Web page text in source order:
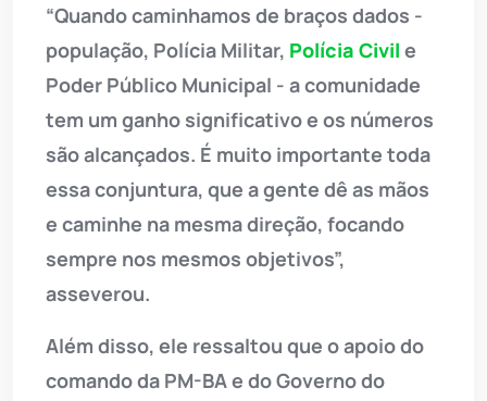
“Quando caminhamos de braços dados -
população, Polícia Militar, Polícia Civil e
Poder Público Municipal - a comunidade
tem um ganho significativo e os números
são alcançados. É muito importante toda
essa conjuntura, que a gente dê as mãos
e caminhe na mesma direção, focando
sempre nos mesmos objetivos”,
asseverou.
Além disso, ele ressaltou que o apoio do
comando da PM-BA e do Governo do